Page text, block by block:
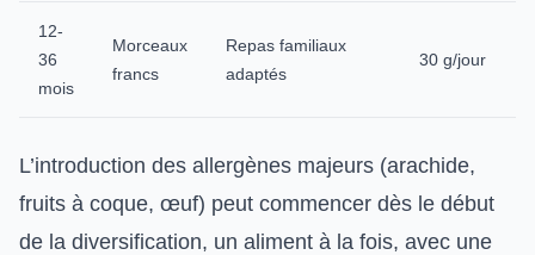
12-
36
mois
Morceaux
francs
Repas familiaux
adaptés
30 g/jour
L’introduction des allergènes majeurs (arachide,
fruits à coque, œuf) peut commencer dès le début
de la diversification, un aliment à la fois, avec une